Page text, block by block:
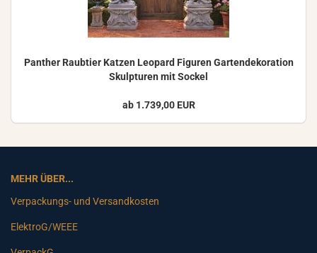
Pan­ther Raub­tier Kat­zen Leo­pard Fi­gu­ren Gar­ten­de­ko­ra­ti­on
Skulp­tu­ren mit So­ckel
ab 1.739,00 EUR
MEHR ÜBER...
Verpackungs- und Versandkosten
ElektroG/WEEE